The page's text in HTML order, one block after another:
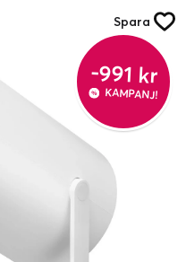
Spara
-991 kr
KAMPANJ!